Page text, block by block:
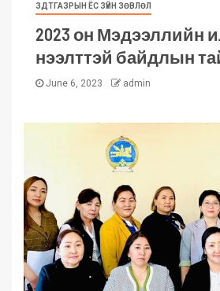
ЗДТГАЗРЫН ЁС ЗҮЙН ЗӨВЛӨЛ
2023 он Мэдээллийн
нээлттэй байдлын
June 6, 2023 admin